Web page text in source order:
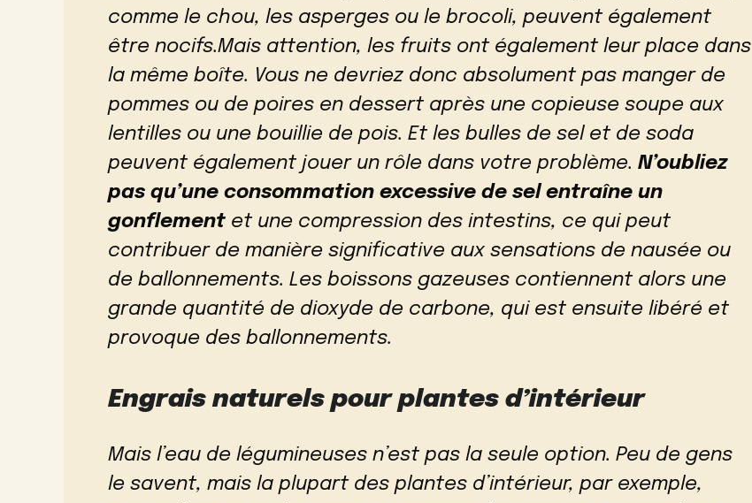
comme le chou, les asperges ou le brocoli, peuvent également
être nocifs.Mais attention, les fruits ont également leur place dans
la même boîte. Vous ne devriez donc absolument pas manger de
pommes ou de poires en dessert après une copieuse soupe aux
lentilles ou une bouillie de pois. Et les bulles de sel et de soda
peuvent également jouer un rôle dans votre problème. N’oubliez
pas qu’une consommation excessive de sel entraîne un
gonflement et une compression des intestins, ce qui peut
contribuer de manière significative aux sensations de nausée ou
de ballonnements. Les boissons gazeuses contiennent alors une
grande quantité de dioxyde de carbone, qui est ensuite libéré et
provoque des ballonnements.
Engrais naturels pour plantes d’intérieur
Mais l’eau de légumineuses n’est pas la seule option. Peu de gens
le savent, mais la plupart des plantes d’intérieur, par exemple,